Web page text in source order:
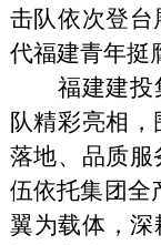
击队依次登
代福建青年挺
福建建投
队精彩亮相
落地、品质服
伍依托集团全
翼为载体，深